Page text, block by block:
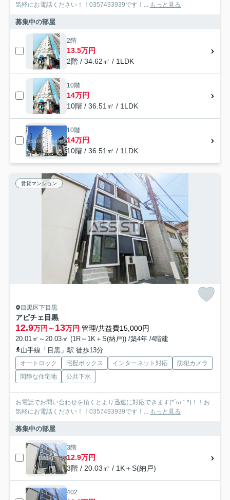
気軽にお電話ください！！0357493939です！... もっと見る
募集中の部屋
2階
13.5万円
2階 / 34.62㎡ / 1LDK
10階
14万円
10階 / 36.51㎡ / 1LDK
10階
14万円
10階 / 36.51㎡ / 1LDK
賃貸マンション
目黒区下目黒
アピチェ目黒
12.9万円～13万円 管理/共益費15,000円
20.01㎡～20.03㎡ (1R～1K＋S(納戸)) /築4年 /4階建
山手線「目黒」駅 徒歩13分
オートロック 宅配ボックス インターネット対応
防犯カメラ
閑静な住宅地
公共下水
お電話でお問い合わせを頂くとより迅速に対応できます(*´ω｀*)！！お
気軽にお電話ください！！0357493939です！... もっと見る
募集中の部屋
3階
12.9万円
3階 / 20.03㎡ / 1K＋S(納戸)
402